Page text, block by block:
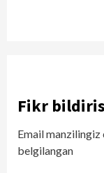
Fikr
Email
belgilangan